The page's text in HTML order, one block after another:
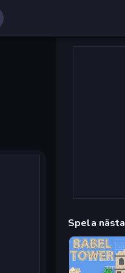
Spela nästa